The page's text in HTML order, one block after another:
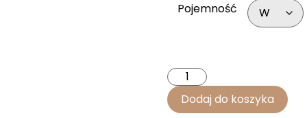
Pojemność
Dodaj do koszyka